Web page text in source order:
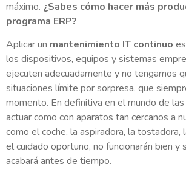
máximo. ¿Sabes cómo hacer más
programa ERP?
Aplicar un mantenimiento IT continuo
los dispositivos, equipos y sistemas
ejecuten adecuadamente y no tengamos
situaciones límite por sorpresa, que
momento. En definitiva en el mundo de las
actuar como con aparatos tan cercanos a
como el coche, la aspiradora, la tostadora,
el cuidado oportuno, no funcionarán bien y
acabará antes de tiempo.